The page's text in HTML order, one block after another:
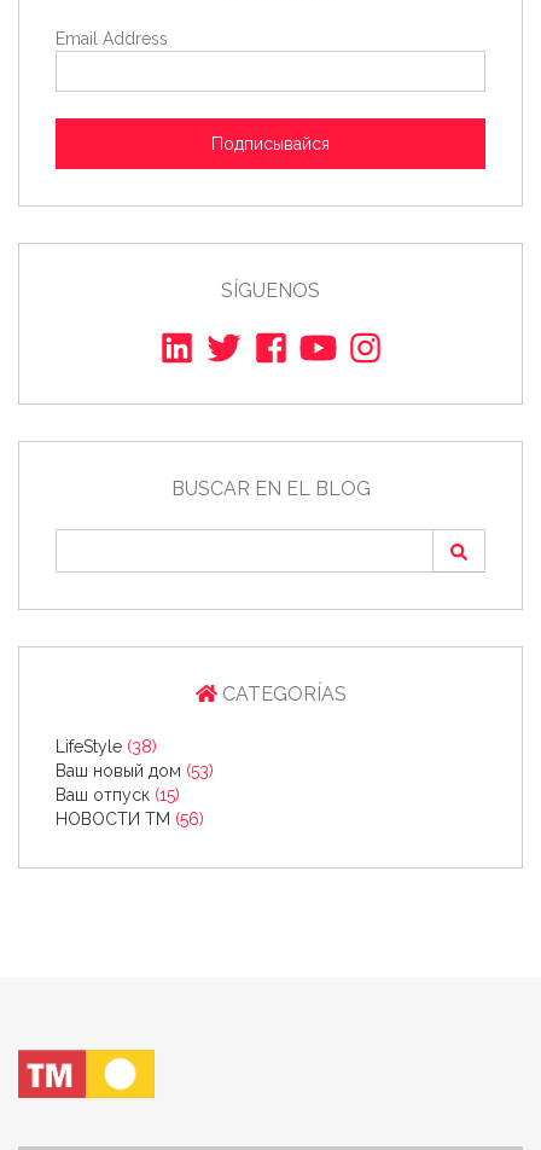
Email Address
Подписывайся
SÍGUENOS
BUSCAR EN EL BLOG
CATEGORÍAS
LifeStyle (38)
Ваш новый дом (53)
Ваш отпуск (15)
НОВОСТИ ТМ (56)